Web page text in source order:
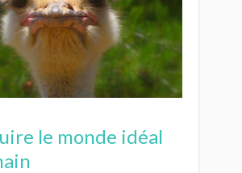
le monde idéal